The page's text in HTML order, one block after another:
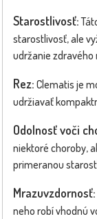
Starostlivosť:
starostlivosť, ale
udržanie
Rez: Clematis je
udržiavať
Odolnosť voči
niektoré choroby,
primeranou
Mrazuvzdornosť:
neho robí vhodnú